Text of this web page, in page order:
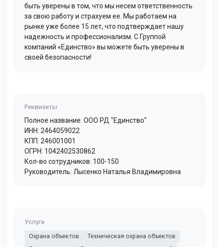
быть уверены в том, что мы несем ответственность
за свою работу и страхуем ее. Мы работаем на
рынке уже более 15 лет, что подтверждает нашу
надежность и профессионализм. С Группой
компаний «Единство» вы можете быть уверены в
своей безопасности!
Реквизиты
Полное название: ООО РД "Единство"
ИНН: 2464059022
КПП: 246001001
ОГРН: 1042402530862
Кол-во сотрудников: 100-150
Руководитель: Лысенко Наталья Владимировна
Услуги
Охрана объектов
Техническая охрана объектов